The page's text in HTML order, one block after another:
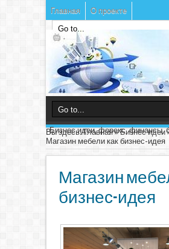
Главная О проекте
Бизнес идеи, форекс, финансы,
Вы здесь:Главная»Бизнес идеи
Магазин мебели как бизнес-идея
Магазин
бизнес-идея